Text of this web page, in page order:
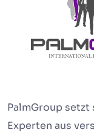
PalmGroup setzt
Experten aus